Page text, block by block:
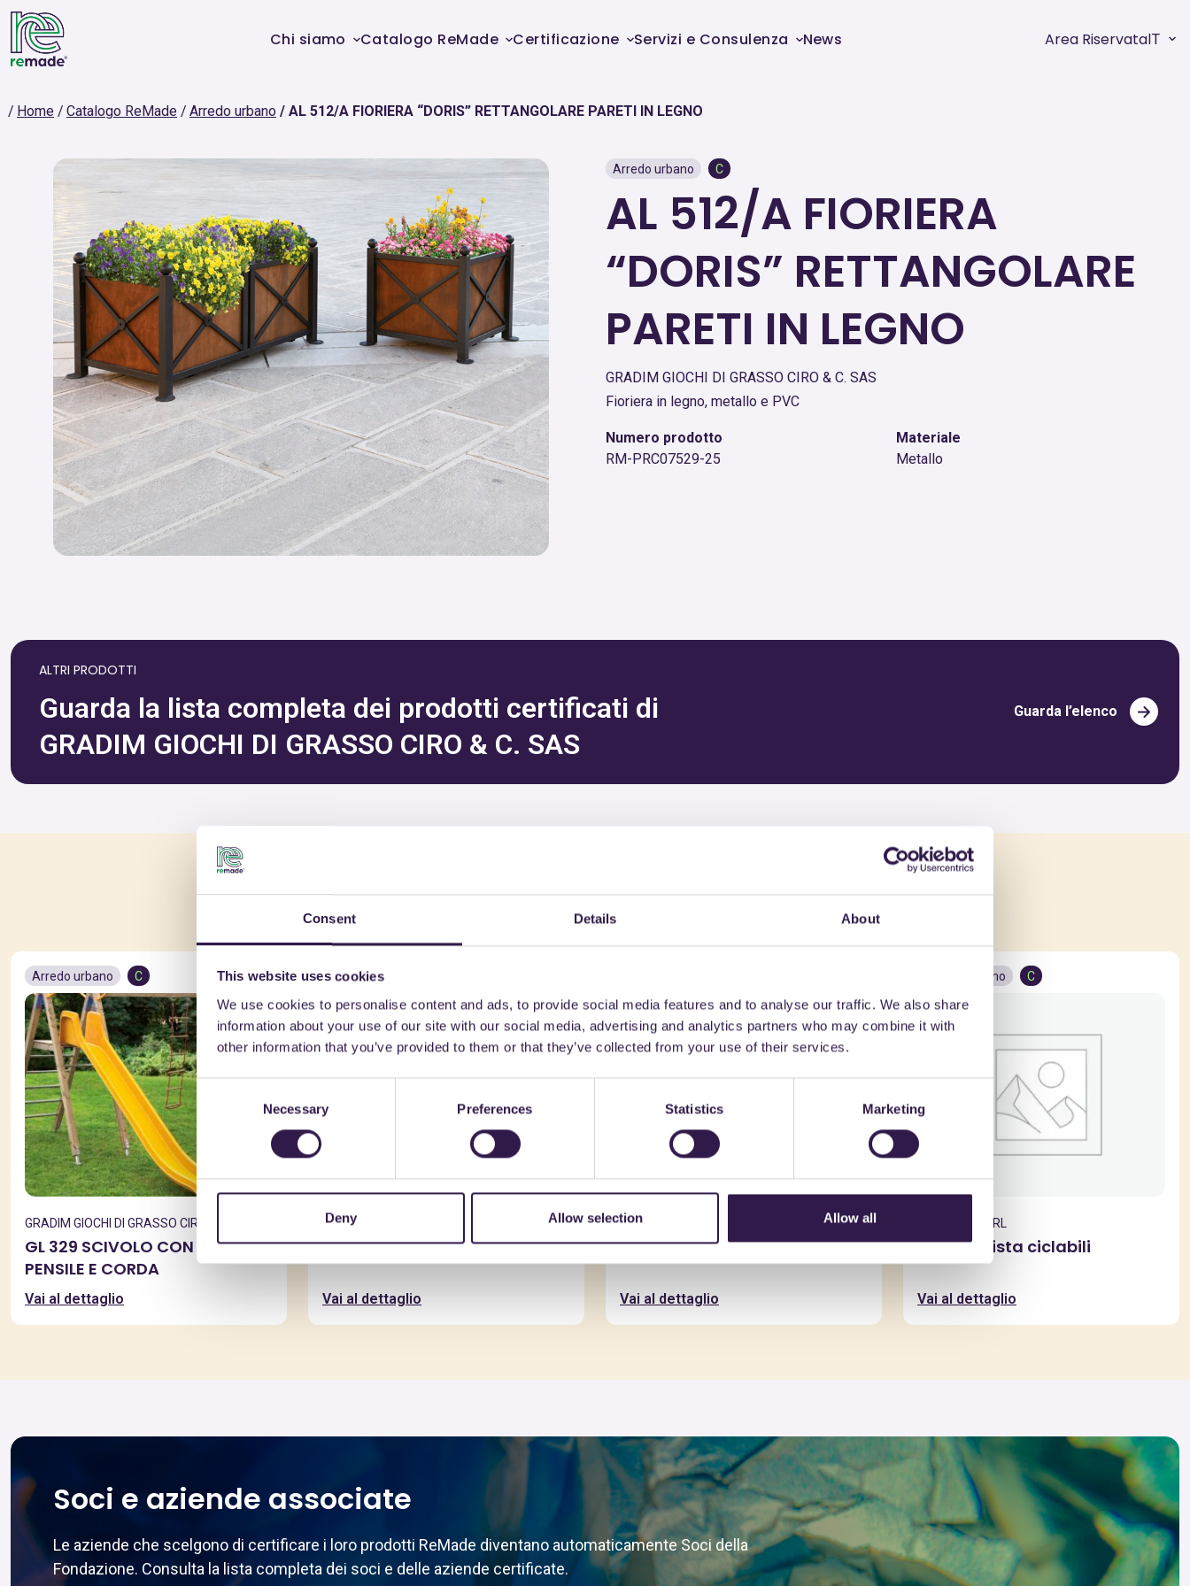
Consent Details About
This website uses cookies
We use cookies to personalise content and ads, to provide social media features and to analyse our traffic. We also share
information about your use of our site with our social media, advertising and analytics partners who may combine it with
other information that you’ve provided to them or that they’ve collected from your use of their services.
Selection
Necessary Preferences Statistics Marketing
Deny Allow selection Allow all
Chi siamo Catalogo ReMade Certificazione Servizi e Consulenza News Area RiservataIT
Home Catalogo ReMade Arredo urbano AL 512/A FIORIERA “DORIS” RETTANGOLARE PARETI IN LEGNO
Arredo urbano C
AL 512/A FIORIERA
“DORIS” RETTANGOLARE
PARETI IN LEGNO
GRADIM GIOCHI DI GRASSO CIRO & C. SAS
Fioriera in legno, metallo e PVC
Numero prodotto
RM-PRC07529-25
Materiale
Metallo
ALTRI PRODOTTI
Guarda la lista completa dei prodotti certificati di
GRADIM GIOCHI DI GRASSO CIRO & C. SAS
Guarda l’elenco
Potrebbe interessarti anche
Arredo urbano C
GRADIM GIOCHI DI GRASSO CIRO & C. SAS
GL 329 SCIVOLO CON SCALA
PENSILE E CORDA
Vai al dettaglio
Arredo urbano
SGARAMELLA COSIMO
Dissuasore Pancho
Vai al dettaglio
EMMETRE DESIGN SRL
Dissuasore/Seduta Boite
Vai al dettaglio
Arredo urbano C
FERRACUTI SRL
Cordoli pista ciclabili
Vai al dettaglio
Soci e aziende associate
Le aziende che scelgono di certificare i loro prodotti ReMade diventano automaticamente Soci della
Fondazione. Consulta la lista completa dei soci e delle aziende certificate.